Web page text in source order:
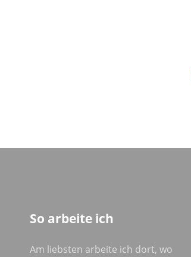
So arbeite ich
Am liebsten arbeite ich dort, wo